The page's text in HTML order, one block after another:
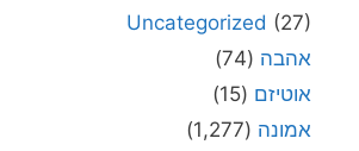
Uncategorized (27)
אהבה (74)
אוטיזם (15)
אמונה (1,277)